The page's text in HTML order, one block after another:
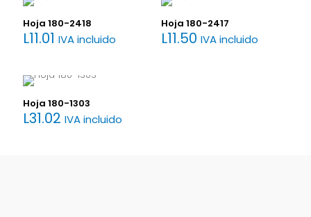
Hoja 180-2418
L11.01 IVA incluido
Hoja 180-2417
L11.50 IVA incluido
Hoja 180-1303
L31.02 IVA incluido